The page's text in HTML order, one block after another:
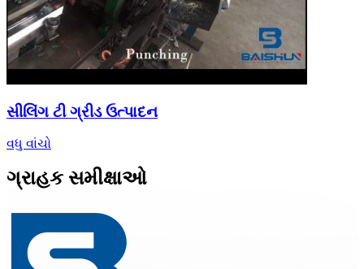
સીલિંગ ટી ગ્રીડ ઉત્પાદન
વધુ વાંચો
ગ્રાહક સમીક્ષાઓ